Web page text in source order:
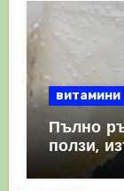
витамини
Пълно
ползи,